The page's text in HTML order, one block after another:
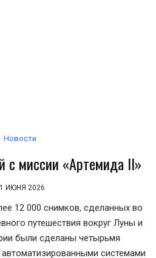
Новости
с миссии «Артемида II»
ИЮНЯ 2026
12 000 снимков, сделанных во
путешествия вокруг Луны и
были сделаны четырьмя
системами